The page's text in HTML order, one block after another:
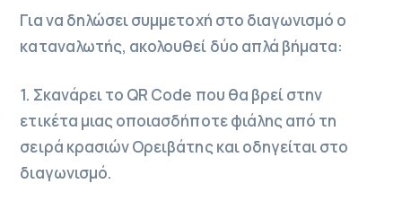
Για να δηλώσει συμμετοχή στο διαγωνισμό ο
καταναλωτής, ακολουθεί δύο απλά βήματα:
1. Σκανάρει το QR Code που θα βρεί στην
ετικέτα μιας οποιασδήποτε φιάλης από τη
σειρά κρασιών Ορειβάτης και οδηγείται στο
διαγωνισμό.